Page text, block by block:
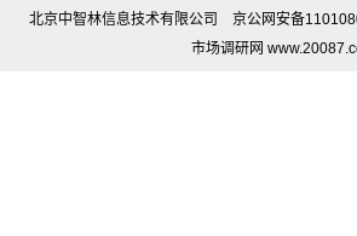
北京中智林信息技术有限公司 京公网安备
市场调研网